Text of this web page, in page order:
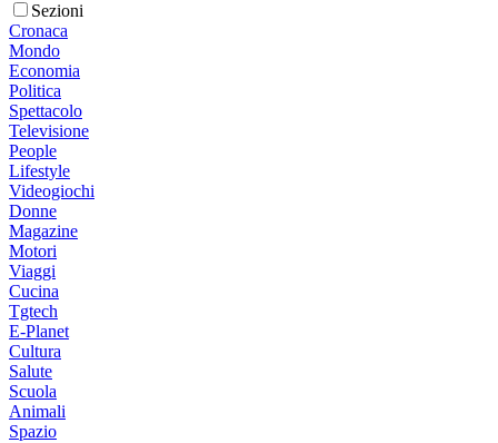
Sezioni
Cronaca
Mondo
Economia
Politica
Spettacolo
Televisione
People
Lifestyle
Videogiochi
Donne
Magazine
Motori
Viaggi
Cucina
Tgtech
E-Planet
Cultura
Salute
Scuola
Animali
Spazio